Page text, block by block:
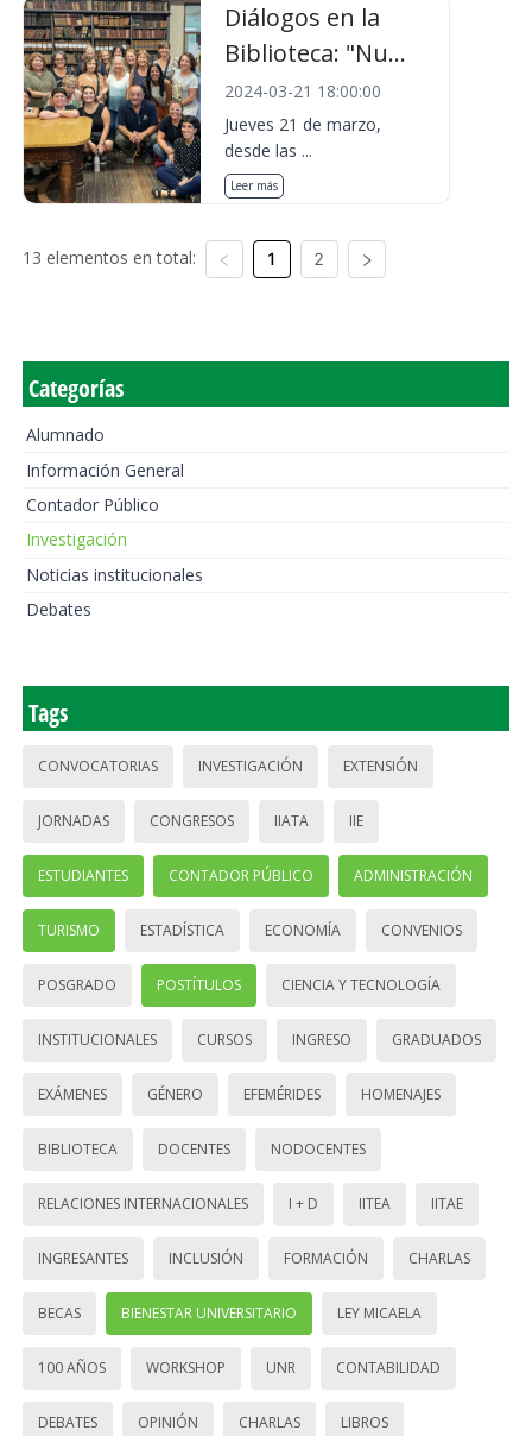
Diálogos en la
Biblioteca: "Nu...
2024-03-21 18:00:00
Jueves 21 de marzo,
desde las ...
Leer más
13 elementos en total: 1 2
Categorías
Alumnado
Información General
Contador Público
Investigación
Noticias institucionales
Debates
Tags
CONVOCATORIAS INVESTIGACIÓN EXTENSIÓN
JORNADAS CONGRESOS IIATA IIE
ESTUDIANTES CONTADOR PÚBLICO ADMINISTRACIÓN
TURISMO ESTADÍSTICA ECONOMÍA CONVENIOS
POSGRADO POSTÍTULOS CIENCIA Y TECNOLOGÍA
INSTITUCIONALES CURSOS INGRESO GRADUADOS
EXÁMENES GÉNERO EFEMÉRIDES HOMENAJES
BIBLIOTECA DOCENTES NODOCENTES
RELACIONES INTERNACIONALES I + D IITEA IITAE
INGRESANTES INCLUSIÓN FORMACIÓN CHARLAS
BECAS BIENESTAR UNIVERSITARIO LEY MICAELA
100 AÑOS WORKSHOP UNR CONTABILIDAD
DEBATES OPINIÓN CHARLAS LIBROS